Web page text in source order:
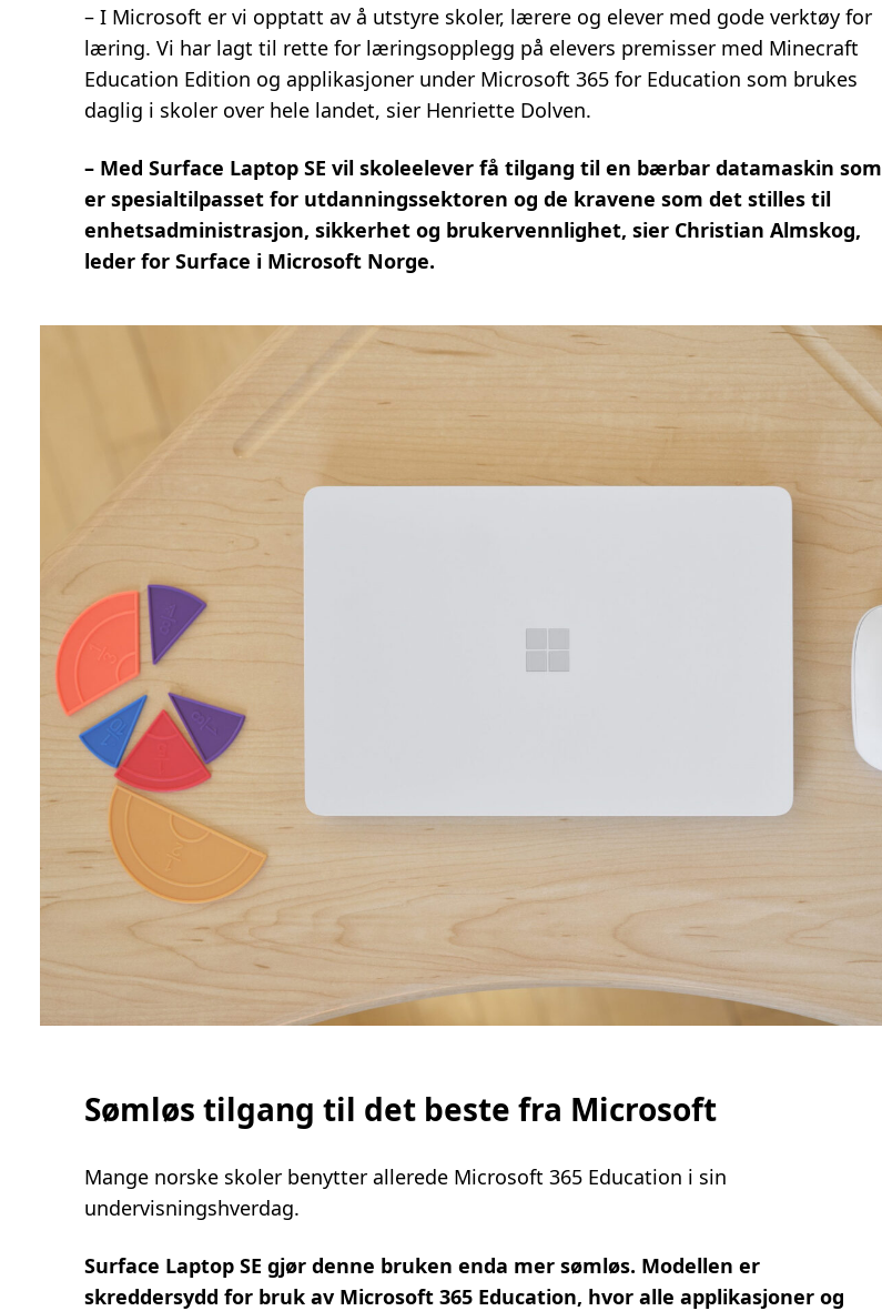
– I Microsoft er vi opptatt av å utstyre skoler, lærere og elever med gode verktøy for
læring. Vi har lagt til rette for læringsopplegg på elevers premisser med Minecraft
Education Edition og applikasjoner under Microsoft 365 for Education som brukes
daglig i skoler over hele landet, sier Henriette Dolven.
– Med Surface Laptop SE vil skoleelever få tilgang til en bærbar datamaskin som
er spesialtilpasset for utdanningssektoren og de kravene som det stilles til
enhetsadministrasjon, sikkerhet og brukervennlighet, sier Christian Almskog,
leder for Surface i Microsoft Norge.
Sømløs tilgang til det beste fra Microsoft
Mange norske skoler benytter allerede Microsoft 365 Education i sin
undervisningshverdag.
Surface Laptop SE gjør denne bruken enda mer sømløs. Modellen er
skreddersydd for bruk av Microsoft 365 Education, hvor alle applikasjoner og